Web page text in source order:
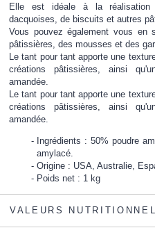
Elle est idéale à la réalisation
dacquoises, de biscuits et autres
Vous pouvez également vous en
pâtissières, des mousses et des
Le tant pour tant apporte une
créations pâtissières, ainsi
amandée.
Le tant pour tant apporte une
créations pâtissières, ainsi
amandée.
Ingrédients : 50% poudre
amylacé.
Origine : USA, Australie,
Poids net : 1 kg
VALEURS